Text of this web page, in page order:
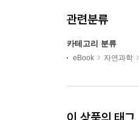
관련분류
카테고리 분류
eBook 자연과학